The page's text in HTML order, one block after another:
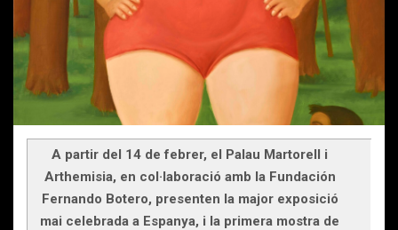
A partir del 14 de febrer, el Palau Martorell i
Arthemisia, en col·laboració amb la Fundación
Fernando Botero, presenten la major exposició
mai celebrada a Espanya, i la primera mostra de